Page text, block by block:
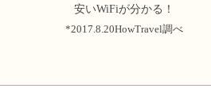
安いWiFiが分かる！
*2017.8.20HowTravel調べ